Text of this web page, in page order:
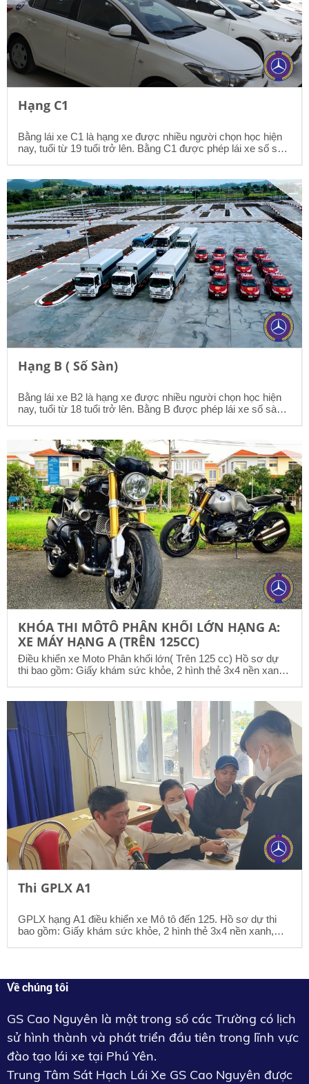
Hạng C1
Bằng lái xe C1 là hạng xe được nhiều người chọn học hiện
nay, tuổi từ 19 tuổi trở lên. Bằng C1 được phép lái xe số sàn
ngoài.
Hạng B ( Số Sàn)
Bằng lái xe B2 là hạng xe được nhiều người chọn học hiện
nay, tuổi từ 18 tuổi trở lên. Bằng B được phép lái xe số sàn (
ngoài.
KHÓA THI MÔTÔ PHÂN KHỐI LỚN HẠNG A:
XE MÁY HẠNG A (TRÊN 125CC)
Điều khiển xe Moto Phân khối lớn( Trên 125 cc) Hồ sơ dự
thi bao gồm: Giấy khám sức khỏe, 2 hình thẻ 3x4 nền xanh,
Thi GPLX A1
GPLX hạng A1 điều khiển xe Mô tô đến 125. Hồ sơ dự thi
bao gồm: Giấy khám sức khỏe, 2 hình thẻ 3x4 nền xanh,
Về chúng tôi
GS Cao Nguyên là một trong số các Trường có lịch
sử hình thành và phát triển đầu tiên trong lĩnh vực
đào tạo lái xe tại Phú Yên.
Trung Tâm Sát Hạch Lái Xe GS Cao Nguyên được